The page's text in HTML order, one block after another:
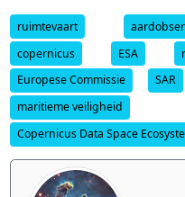
ruimtevaart
copernicus
ESA
Europese Commissie
SAR
maritieme veiligheid
Copernicus Data Space